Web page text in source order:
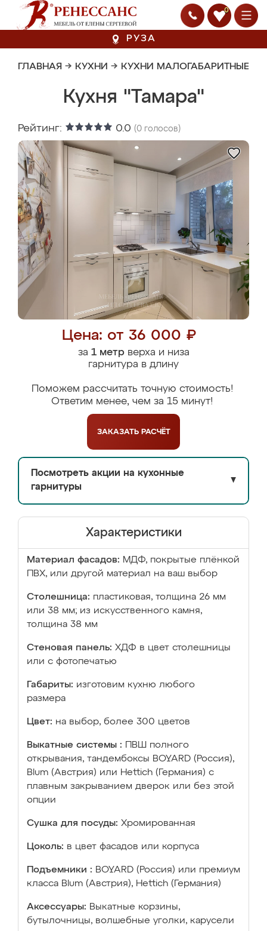
0
РУЗА
ГЛАВНАЯ → КУХНИ → КУХНИ МАЛОГАБАРИТНЫЕ
Кухня "Тамара"
Рейтинг: 0.0 (0 голосов)
Цена: от 36 000 ₽
за 1 метрверха и низа
гарнитура в длину
Поможем рассчитать точную стоимость!
Ответим менее, чем за 15 минут!
ЗАКАЗАТЬ РАСЧЁТ
Посмотреть акции на кухонные
гарнитуры
▼
Характеристики
Материал фасадов: МДФ, покрытые плёнкой
ПВХ, или другой материал на ваш выбор
Столешница: пластиковая, толщина 26 мм
или 38 мм; из искусственного камня,
толщина 38 мм
Стеновая панель: ХДФ в цвет столешницы
или с фотопечатью
Габариты: изготовим кухню любого
размера
Цвет: на выбор, более 300 цветов
Выкатные системы :
ПВШ полного
открывания, тандембоксы BOYARD (Россия),
Blum (Австрия) или Hettich (Германия) с
плавным закрыванием дверок или без этой
опции
Сушка для посуды: Хромированная
Цоколь: в цвет фасадов или корпуса
Подъемники : BOYARD (Россия) или премиум
класса Blum (Австрия), Hettich (Германия)
Аксессуары: Выкатные корзины,
бутылочницы, волшебные уголки, карусели